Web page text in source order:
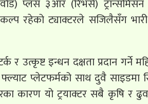
प्लस ३आर (रिभर्स)
रहेको ट्याक्टरले सजिलैसँग
उत्कृष्ट इन्धन दक्षता प्रदान गर्ने
फ्ल्याट प्लेटफर्मको साथ दुवै साइडमा
कारण यो ट्रयाक्टर सबै कृषि र